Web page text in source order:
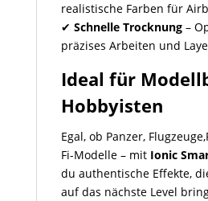
realistische Farben für
✔ Schnelle Trocknung–
präzises Arbeiten und
Ideal für
Hobbyisten
Egal, ob Panzer,
Fi-Modelle – mit Ionic
du authentische Effekte,
auf das nächste Level